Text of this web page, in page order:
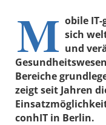
M obile
sich
und
Bereiche
zeigt seit Jahren
conhIT in Berlin.